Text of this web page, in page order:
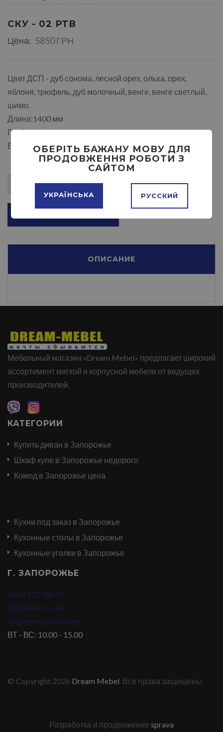
СКУ - 02 РТВ
Цена: 5850 ГРН
Цвет ДСП - дуб сонома, лесной орех, ольха, орех,
яблоня, трюфель, дуб молочный, венге, венге светлый,
шимо.
Длина:1400 мм
Глубина:1200 мм
Высота: 740 мм
ОПИСАНИЕ
Мебельный магазин «Dream Mebel» предлагает широкий
ассортимент мягкой и корпусной мебели от ведущих
производителей.
КАТЕГОРИИ
Купить диван в Запорожье
Шкаф купе в Запорожье недорого
Комод в Запорожье цена
Кухни под заказ в Запорожье
Кухонные столы в Запорожье
Кухонные уголки в Запорожье
Г. ЗАПОРОЖЬЕ
(066) 121-06-15
(068) 447-13-04
dreammebel@ukr.net
ВТ - ВС: 10.00 - 15.00
© Copyright 2026 Dream Mebel . Все права защищены.
Разработка и продвижение sprava
ОБЕРІТЬ БАЖАНУ МОВУ ДЛЯ
ПРОДОВЖЕННЯ РОБОТИ З
САЙТОМ
УКРАЇНСЬКА РУССКИЙ